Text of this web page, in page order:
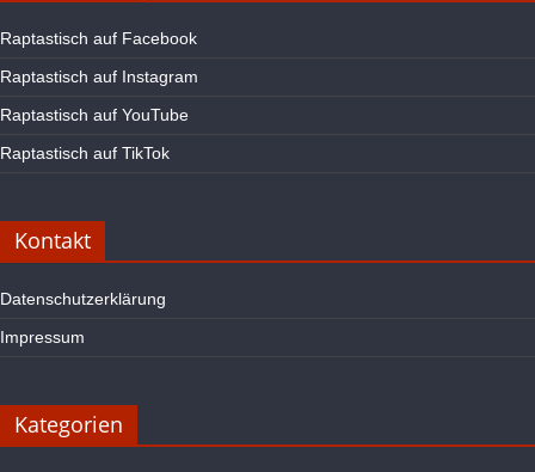
Raptastisch auf Facebook
Raptastisch auf Instagram
Raptastisch auf YouTube
Raptastisch auf TikTok
Kontakt
Datenschutzerklärung
Impressum
Kategorien